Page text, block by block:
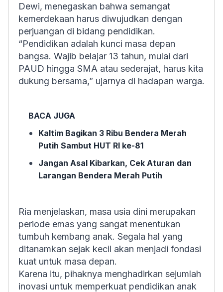
Dewi, menegaskan bahwa semangat
kemerdekaan harus diwujudkan dengan
perjuangan di bidang pendidikan.
“Pendidikan adalah kunci masa depan
bangsa. Wajib belajar 13 tahun, mulai dari
PAUD hingga SMA atau sederajat, harus kita
dukung bersama,” ujarnya di hadapan warga.
BACA JUGA
Kaltim Bagikan 3 Ribu Bendera Merah
Putih Sambut HUT RI ke-81
Jangan Asal Kibarkan, Cek Aturan dan
Larangan Bendera Merah Putih
Ria menjelaskan, masa usia dini merupakan
periode emas yang sangat menentukan
tumbuh kembang anak. Segala hal yang
ditanamkan sejak kecil akan menjadi fondasi
kuat untuk masa depan.
Karena itu, pihaknya menghadirkan sejumlah
inovasi untuk memperkuat pendidikan anak